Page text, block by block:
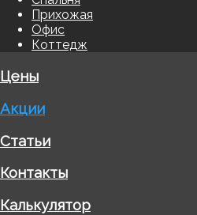
Прихожая
Офис
Коттедж
Цены
Акции
Статьи
Контакты
Калькулятор